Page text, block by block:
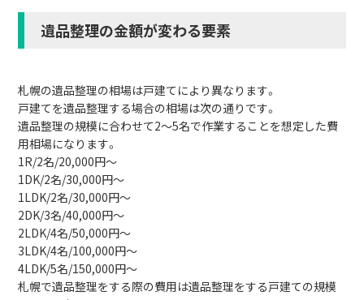
遺品整理の金額が変わる要素
札幌の遺品整理の相場は戸建てにより異なります。
戸建てを遺品整理する場合の相場は次の通りです。
遺品整理の規模に合わせて2～5名で作業することを想定した費
用相場になります。
1R/2名/20,000円～
1DK/2名/30,000円～
1LDK/2名/30,000円～
2DK/3名/40,000円～
2LDK/4名/50,000円～
3LDK/4名/100,000円～
4LDK/5名/150,000円～
札幌で遺品整理をする際の費用は遺品整理をする戸建ての規模